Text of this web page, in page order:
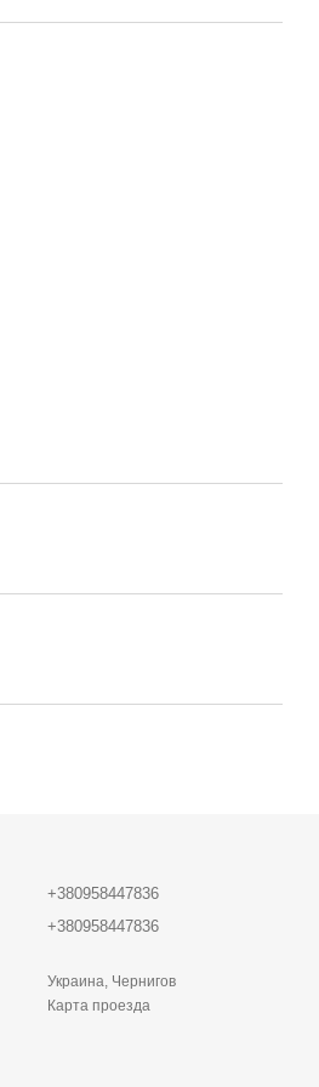
+380958447836
+380958447836
Украина, Чернигов
Карта проезда